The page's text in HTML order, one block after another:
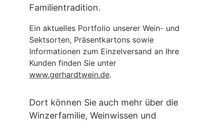
Familientradition.
Ein aktuelles Portfolio unserer Wein- und
Sektsorten, Präsentkartons sowie
Informationen zum Einzelversand an Ihre
Kunden finden Sie unter
www.gerhardtwein.de.
Dort können Sie auch mehr über die
Winzerfamilie, Weinwissen und